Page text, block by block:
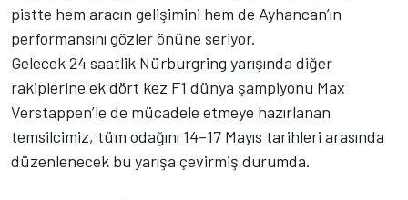
pistte hem aracın gelişimini hem de Ayhancan’ın
performansını gözler önüne seriyor.
Gelecek 24 saatlik Nürburgring yarışında diğer
rakiplerine ek dört kez F1 dünya şampiyonu Max
Verstappen’le de mücadele etmeye hazırlanan
temsilcimiz, tüm odağını 14–17 Mayıs tarihleri arasında
düzenlenecek bu yarışa çevirmiş durumda.